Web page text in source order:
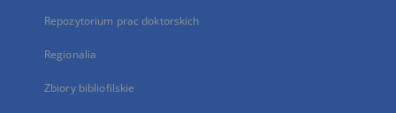
Repozytorium prac doktorskich
Regionalia
Zbiory bibliofilskie